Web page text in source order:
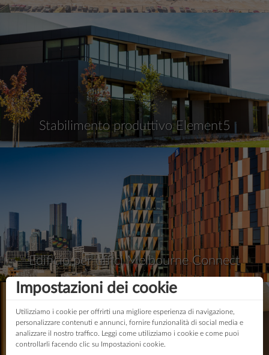
Stabilimento produttivo Element5
Edificio per uffici Melbourne Connect
Impostazioni dei cookie
Utilizziamo i cookie per offrirti una migliore esperienza di navigazione,
personalizzare contenuti e annunci, fornire funzionalità di social media e
analizzare il nostro traffico. Leggi come utilizziamo i cookie e come puoi
controllarli facendo clic su Impostazioni cookie.